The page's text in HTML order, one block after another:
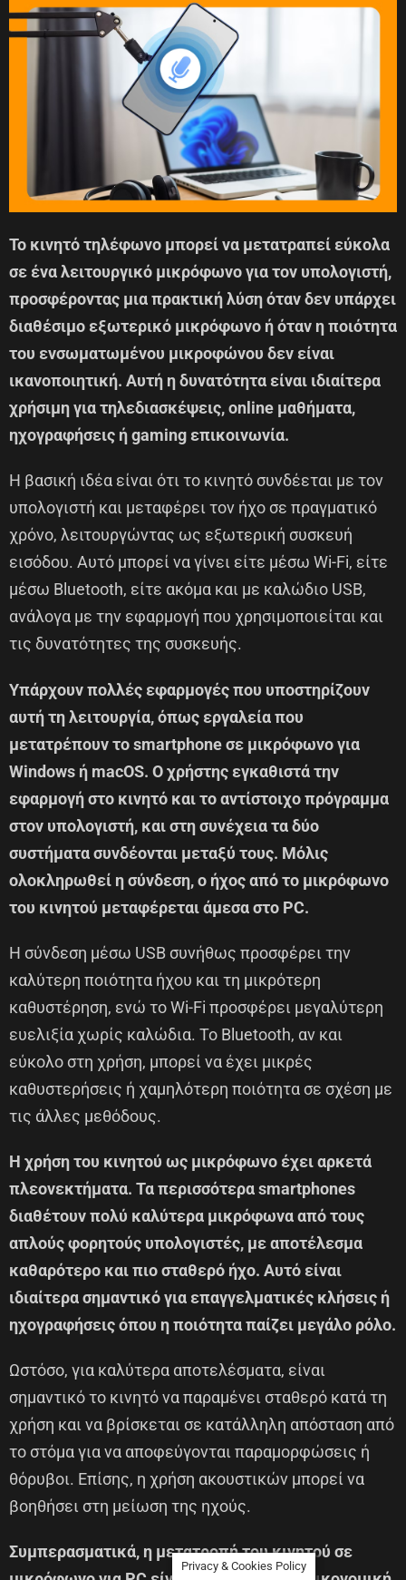
Το κινητό τηλέφωνο μπορεί να μετατραπεί εύκολα
σε ένα λειτουργικό μικρόφωνο για τον υπολογιστή,
προσφέροντας μια πρακτική λύση όταν δεν υπάρχει
διαθέσιμο εξωτερικό μικρόφωνο ή όταν η ποιότητα
του ενσωματωμένου μικροφώνου δεν είναι
ικανοποιητική. Αυτή η δυνατότητα είναι ιδιαίτερα
χρήσιμη για τηλεδιασκέψεις, online μαθήματα,
ηχογραφήσεις ή gaming επικοινωνία.
Η βασική ιδέα είναι ότι το κινητό συνδέεται με τον
υπολογιστή και μεταφέρει τον ήχο σε πραγματικό
χρόνο, λειτουργώντας ως εξωτερική συσκευή
εισόδου. Αυτό μπορεί να γίνει είτε μέσω Wi-Fi, είτε
μέσω Bluetooth, είτε ακόμα και με καλώδιο USB,
ανάλογα με την εφαρμογή που χρησιμοποιείται και
τις δυνατότητες της συσκευής.
Υπάρχουν πολλές εφαρμογές που υποστηρίζουν
αυτή τη λειτουργία, όπως εργαλεία που
μετατρέπουν το smartphone σε μικρόφωνο για
Windows ή macOS. Ο χρήστης εγκαθιστά την
εφαρμογή στο κινητό και το αντίστοιχο πρόγραμμα
στον υπολογιστή, και στη συνέχεια τα δύο
συστήματα συνδέονται μεταξύ τους. Μόλις
ολοκληρωθεί η σύνδεση, ο ήχος από το μικρόφωνο
του κινητού μεταφέρεται άμεσα στο PC.
Η σύνδεση μέσω USB συνήθως προσφέρει την
καλύτερη ποιότητα ήχου και τη μικρότερη
καθυστέρηση, ενώ το Wi-Fi προσφέρει μεγαλύτερη
ευελιξία χωρίς καλώδια. Το Bluetooth, αν και
εύκολο στη χρήση, μπορεί να έχει μικρές
καθυστερήσεις ή χαμηλότερη ποιότητα σε σχέση με
τις άλλες μεθόδους.
Η χρήση του κινητού ως μικρόφωνο έχει αρκετά
πλεονεκτήματα. Τα περισσότερα smartphones
διαθέτουν πολύ καλύτερα μικρόφωνα από τους
απλούς φορητούς υπολογιστές, με αποτέλεσμα
καθαρότερο και πιο σταθερό ήχο. Αυτό είναι
ιδιαίτερα σημαντικό για επαγγελματικές κλήσεις ή
ηχογραφήσεις όπου η ποιότητα παίζει μεγάλο ρόλο.
Ωστόσο, για καλύτερα αποτελέσματα, είναι
σημαντικό το κινητό να παραμένει σταθερό κατά τη
χρήση και να βρίσκεται σε κατάλληλη απόσταση από
το στόμα για να αποφεύγονται παραμορφώσεις ή
θόρυβοι. Επίσης, η χρήση ακουστικών μπορεί να
βοηθήσει στη μείωση της ηχούς.
Συμπερασματικά, η μετατροπή του κινητού σε
Privacy & Cookies Policy